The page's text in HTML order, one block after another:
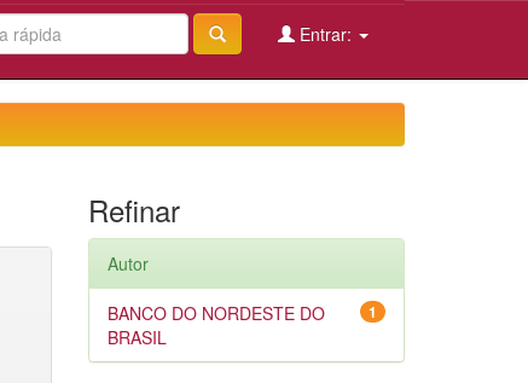
Entrar:
Refinar
Autor
1
BANCO DO NORDESTE DO
BRASIL